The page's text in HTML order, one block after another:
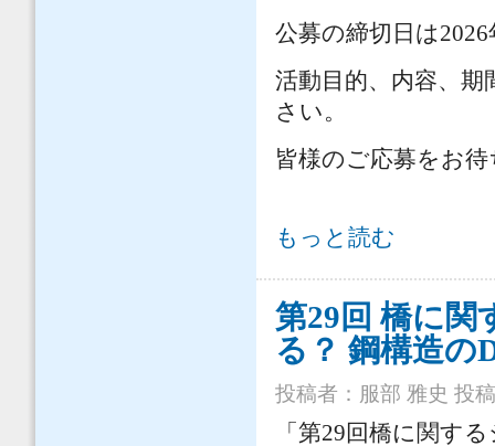
公募の締切日は
活動目的、内容、
さい。
皆様のご応募をお
「鋼構造物における非破壊検査技
もっと読む
第29回 橋に関
る？ 鋼構造の
投稿者： 服部 雅史 投
「第29回橋に関す